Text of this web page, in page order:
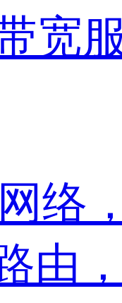
宽
络
由